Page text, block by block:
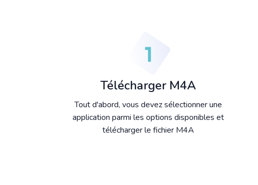
Télécharger M4A
Tout d'abord, vous devez sélectionner une
application parmi les options disponibles et
télécharger le fichier M4A